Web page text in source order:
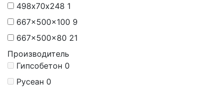
498х70х248 1
667x500x100 9
667x500x80 21
Производитель
Гипсобетон 0
Русеан 0